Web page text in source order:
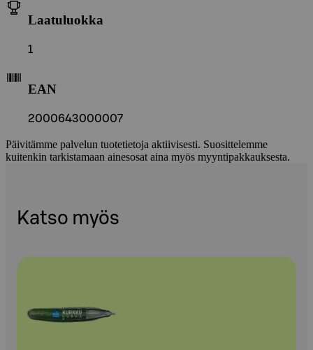
Laatuluokka
1
EAN
2000643000007
Päivitämme palvelun tuotetietoja aktiivisesti. Suosittelemme
kuitenkin tarkistamaan ainesosat aina myös myyntipakkauksesta.
Katso myös